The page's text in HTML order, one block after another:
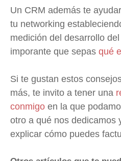
Un CRM además te
tu networking
medición del desarrollo
imporante que sepas qué
Si te gustan estos
más, te invito a tener una
conmigo en la que
otro a qué nos dedicamos
explicar cómo puedes